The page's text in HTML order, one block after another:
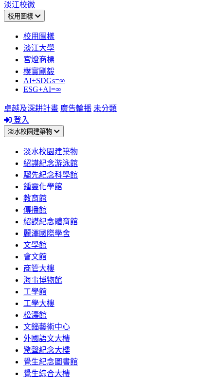
淡江校徽
校用圖樣
校用圖樣
淡江大學
宮燈商標
樸實剛毅
AI+SDGs=∞
ESG+AI=∞
卓越及深耕計畫 廣告輪播 未分類
登入
淡水校園建築物
淡水校園建築物
紹謨紀念游泳館
騮先紀念科學館
鍾靈化學館
教育館
傳播館
紹謨紀念體育館
麗澤國際學舍
文學館
會文館
商管大樓
海事博物館
工學館
工學大樓
松濤館
文錙藝術中心
外國語文大樓
驚聲紀念大樓
覺生紀念圖書館
覺生綜合大樓